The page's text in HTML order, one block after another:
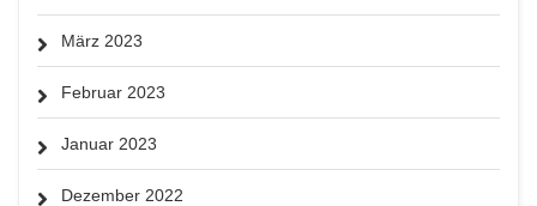
März 2023
Februar 2023
Januar 2023
Dezember 2022